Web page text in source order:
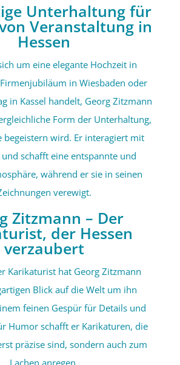
Unterhaltung für
Veranstaltung in
Hessen
um eine elegante Hochzeit in
in Wiesbaden oder
in Kassel handelt, Georg Zitzmann
Form der Unterhaltung,
begeistern wird. Er interagiert mit
schafft eine entspannte und
während er sie in seinen
verewigt.
Zitzmann – Der
der Hessen
verzaubert
Karikaturist hat Georg Zitzmann
Blick auf die Welt um ihn
feinen Gespür für Details und
Humor schafft er Karikaturen, die
präzise sind, sondern auch zum